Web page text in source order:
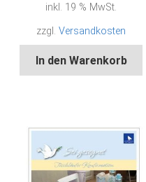
inkl. 19 % MwSt.
zzgl.Versandkosten
In den Warenkorb